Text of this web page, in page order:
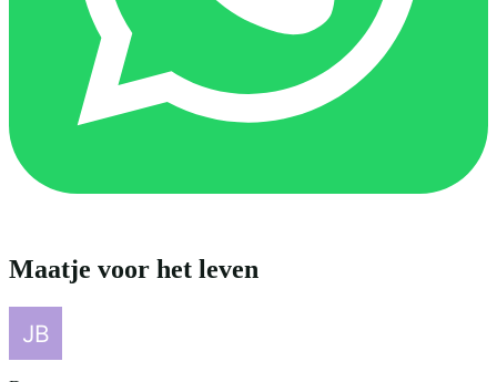
Maatje voor het leven